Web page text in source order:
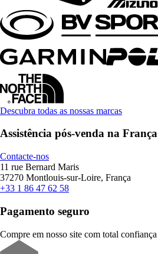
Descubra todas as nossas marcas
Assistência pós-venda na França
Contacte-nos
11 rue Bernard Maris
37270 Montlouis-sur-Loire, França
+33 1 86 47 62 58
Pagamento seguro
Compre em nosso site com total confiança